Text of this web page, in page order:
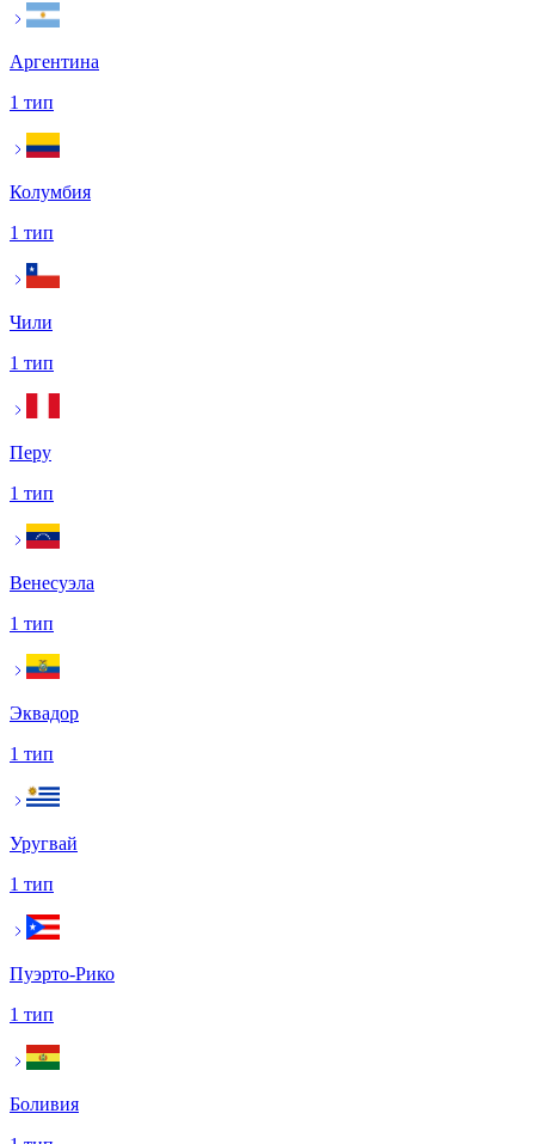
Аргентина
1 тип
Колумбия
1 тип
Чили
1 тип
Перу
1 тип
Венесуэла
1 тип
Эквадор
1 тип
Уругвай
1 тип
Пуэрто-Рико
1 тип
Боливия